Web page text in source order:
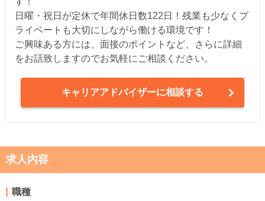
日曜・祝日が定休で年間休日数122日！残業も少なくプ
ライベートも大切にしながら働ける環境です！
ご興味ある方には、面接のポイントなど、さらに詳細
をお話致しますのでお気軽にご相談ください。
キャリアアドバイザーに相談する
求人内容
職種